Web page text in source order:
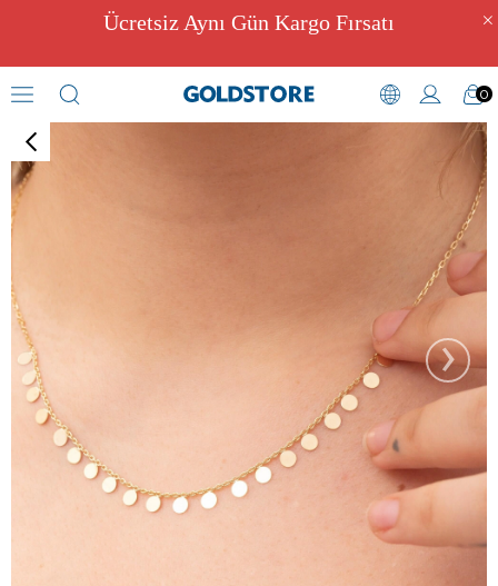
Ücretsiz Aynı Gün Kargo Fırsatı
0
Geometrik Kolyeler
›